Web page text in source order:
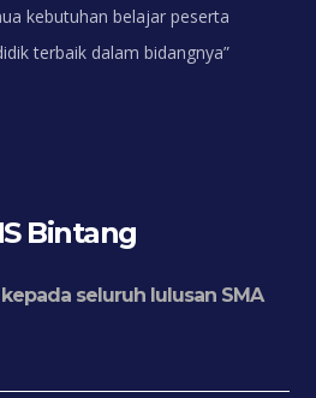
kebutuhan belajar peserta
terbaik dalam bidangnya”
Bintang
seluruh lulusan SMA